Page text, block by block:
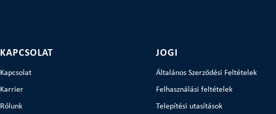
KAPCSOLAT
Kapcsolat
Karrier
Rólunk
JOGI
Általános Szerződési Feltételek
Felhasználási feltételek
Telepítési utasítások